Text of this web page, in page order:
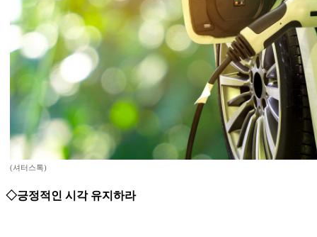
(셔터스톡)
◇긍정적인 시각 유지하라